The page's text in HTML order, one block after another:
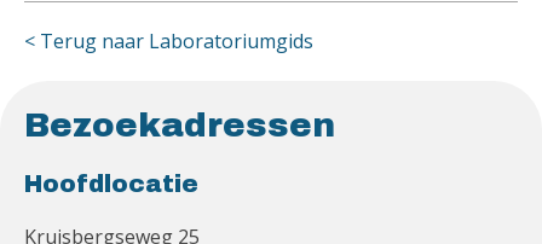
< Terug naar Laboratoriumgids
Bezoekadressen
Hoofdlocatie
Kruisbergseweg 25